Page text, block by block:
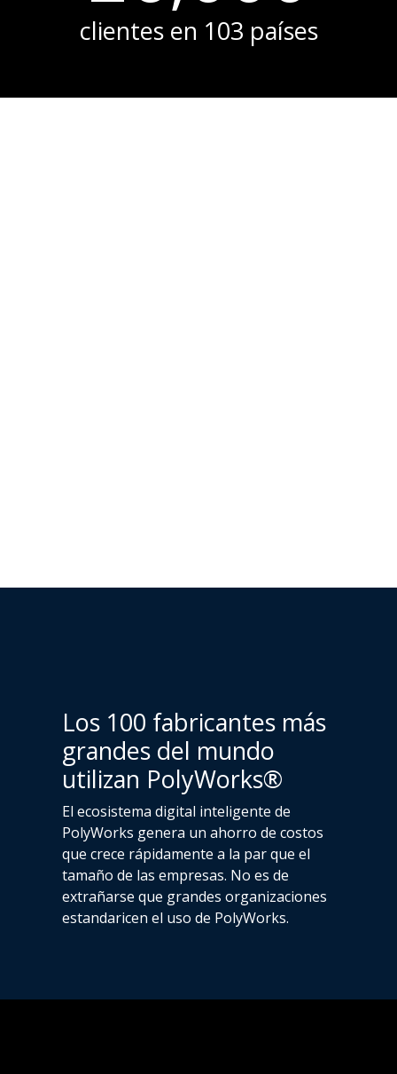
clientes en 103 países
Los 100 fabricantes más
grandes del mundo
utilizan PolyWorks®
El ecosistema digital inteligente de
PolyWorks genera un ahorro de costos
que crece rápidamente a la par que el
tamaño de las empresas. No es de
extrañarse que grandes organizaciones
estandaricen el uso de PolyWorks.